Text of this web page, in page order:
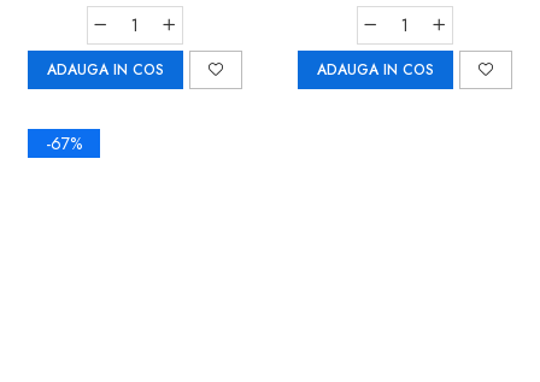
ADAUGA IN COS ADAUGA IN COS
-67%